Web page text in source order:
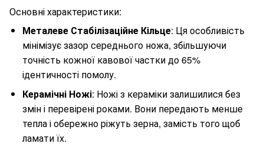
Основні характеристики:
Металеве Стабілізаційне Кільце: Ця особливість
мінімізує зазор середнього ножа, збільшуючи
точність кожної кавової частки до 65%
ідентичності помолу.
Керамічні Ножі: Ножі з кераміки залишилися без
змін і перевірені роками. Вони передають менше
тепла і обережно ріжуть зерна, замість того щоб
ламати їх.